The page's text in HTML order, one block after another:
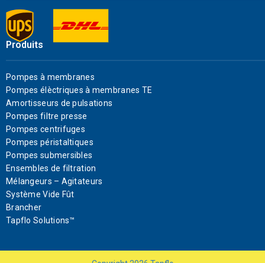
Produits
Pompes à membranes
Pompes élèctriques à membranes TE
Amortisseurs de pulsations
Pompes filtre presse
Pompes centrifuges
Pompes péristaltiques
Pompes submersibles
Ensembles de filtration
Mélangeurs – Agitateurs
Système Vide Fût
Brancher
Tapflo Solutions™